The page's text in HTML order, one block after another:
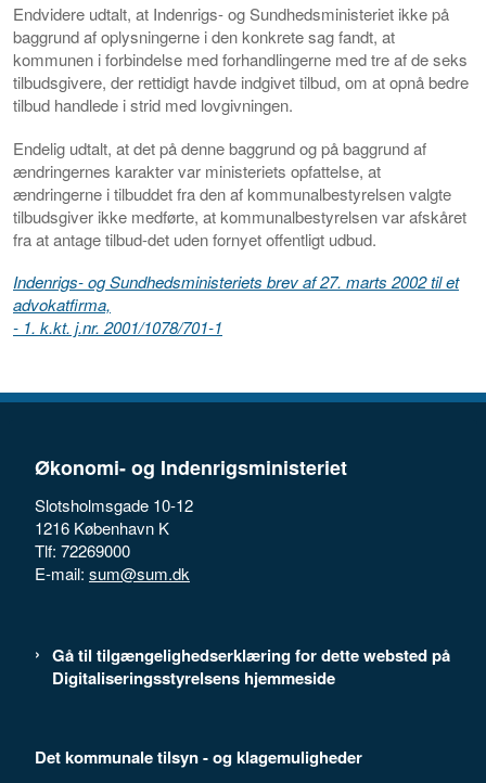
Endvidere udtalt, at Indenrigs- og Sundhedsministeriet ikke på
baggrund af oplysningerne i den konkrete sag fandt, at
kommunen i forbindelse med forhandlingerne med tre af de seks
tilbudsgivere, der rettidigt havde indgivet tilbud, om at opnå bedre
tilbud handlede i strid med lovgivningen.
Endelig udtalt, at det på denne baggrund og på baggrund af
ændringernes karakter var ministeriets opfattelse, at
ændringerne i tilbuddet fra den af kommunalbestyrelsen valgte
tilbudsgiver ikke medførte, at kommunalbestyrelsen var afskåret
fra at antage tilbud-det uden fornyet offentligt udbud.
Indenrigs- og Sundhedsministeriets brev af 27. marts 2002 til et
advokatfirma,
- 1. k.kt. j.nr. 2001/1078/701-1
Økonomi- og Indenrigsministeriet
Slotsholmsgade 10-12
1216 København K
Tlf: 72269000
E-mail: sum@sum.dk
Gå til tilgængelighedserklæring for dette websted på
Digitaliseringsstyrelsens hjemmeside
Det kommunale tilsyn - og klagemuligheder